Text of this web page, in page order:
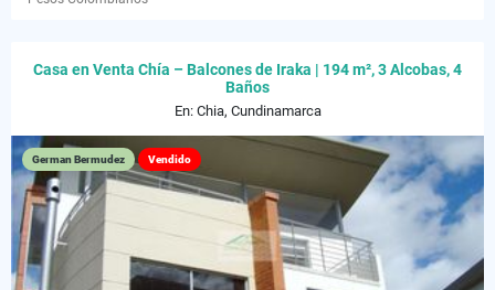
Casa en Venta Chía – Balcones de Iraka | 194 m², 3 Alcobas, 4
Baños
En: Chia, Cundinamarca
German Bermudez Vendido